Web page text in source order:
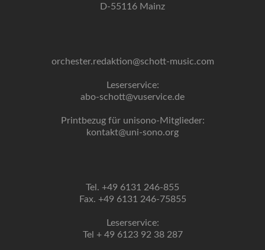
D-55116 Mainz
orchester.redaktion@schott-music.com
Leserservice:
abo-schott@vuservice.de
Printbezug für unisono-Mitglieder:
kontakt@uni-sono.org
Tel. +49 6131 246-855
Fax. +49 6131 246-75855
Leserservice:
Tel + 49 6123 92 38 287